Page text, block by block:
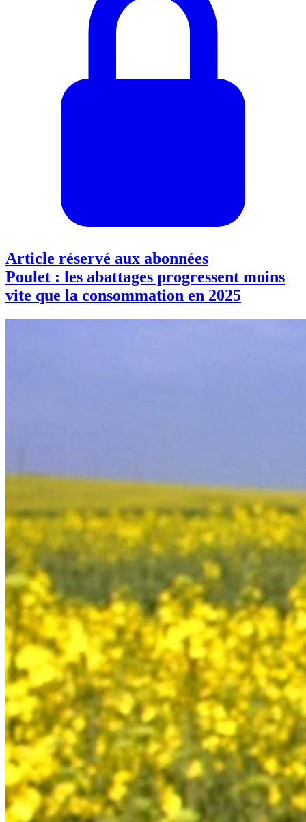
Article réservé aux abonnées
Poulet : les abattages progressent moins
vite que la consommation en 2025